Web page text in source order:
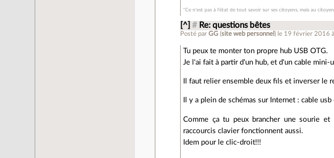
"Ce n'est pas à l'état de tout savoir sur ses citoyens, mais au
[^] # Re: questions bêtes
Posté parGG (site web personnel ) le 19 février 2016
Tu peux te monter ton propre hub USB OTG.
Je l'ai fait à partir d'un hub, et d'un cable
Il faut relier ensemble deux fils et inverser le
Il y a plein de schémas sur Internet : cable usb
Comme ça tu peux brancher une sourie et
raccourcis clavier fonctionnent aussi.
Idem pour le clic-droit!!!